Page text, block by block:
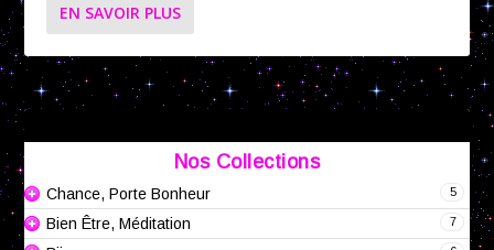
EN SAVOIR PLUS
Nos Collections
5
Chance, Porte Bonheur
7
Bien Être, Méditation